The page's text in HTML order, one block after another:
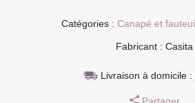
BOUCLETTE
H
X
Catégories : Canapé et
Fabricant : Casita
Livraison à domicile :